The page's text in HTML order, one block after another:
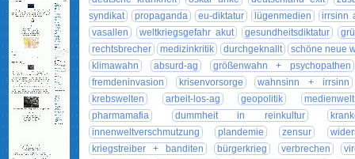
syndikat
propaganda eu-diktatur lügenmedien
irrsinn
vasallen
weltkriegsgefahr akut gesundheitsdiktatur
rechtsbrecher
medizinkritik durchgeknallt
schöne neue
klimawahn
absurd-ag
größenwahn + psychopathen
fremdeninvasion
krisenvorsorge
wahnsinn + irrsinn
krebswelten
arbeit-los-ag geopolitik
medienwelt
pharmamafia
dummheit in reinkultur
innenweltverschmutzung
plandemie zensur
kriegstreiber + banditen
bürgerkrieg verbrechen